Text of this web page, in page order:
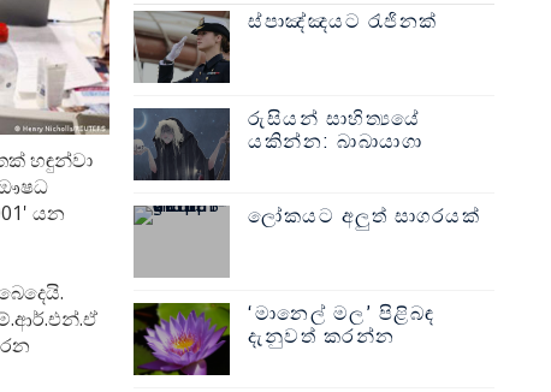
හඳුන්වා
ඖෂධ
යන
ස්පාඤ්ඤයට රැජිනක්
රුසියන් සාහිත්‍යයේ
යකින්න: බාබායාගා
ලෝකයට අලුත් සාගරයක්
‘මානෙල් මල’ පිළිබඳ
දැනුවත් කරන්න